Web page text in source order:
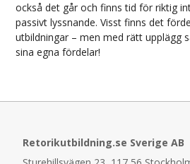
också det går och finns tid för riktig
passivt lyssnande. Visst finns det
utbildningar – men med rätt upplägg
sina egna fördelar!
Retorikutbildning.se Sverige AB